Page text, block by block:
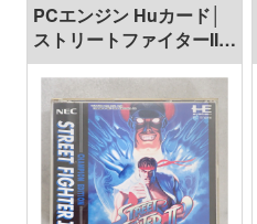
PCエンジン Huカード│
ストリートファイターII
ダッシュ